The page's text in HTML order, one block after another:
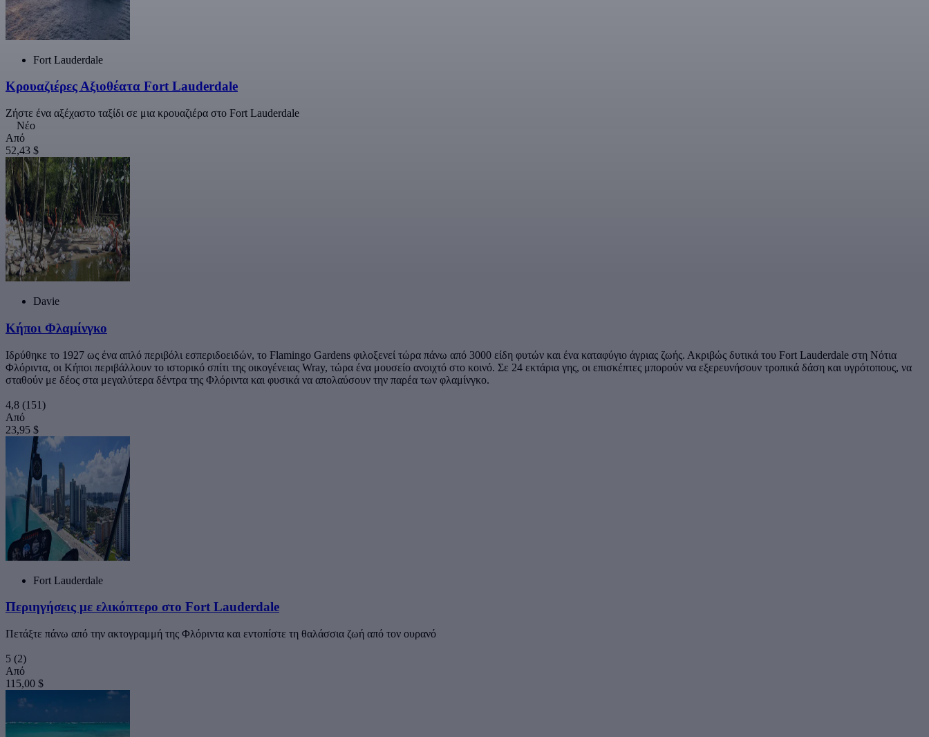
Fort Lauderdale
Κρουαζιέρες Αξιοθέατα Fort Lauderdale
Ζήστε ένα αξέχαστο ταξίδι σε μια κρουαζιέρα στο Fort Lauderdale
Νέο
Από
52,43 $
Davie
Κήποι Φλαμίνγκο
Ιδρύθηκε το 1927 ως ένα απλό περιβόλι εσπεριδοειδών, το Flamingo Gardens φιλοξενεί τώρα πάνω από 3000 είδη φυτών και ένα καταφύγιο άγριας ζωής. Ακριβώς δυτικά του Fort Lauderdale στη Νότια
Φλόριντα, οι Κήποι περιβάλλουν το ιστορικό σπίτι της οικογένειας Wray, τώρα ένα μουσείο ανοιχτό στο κοινό. Σε 24 εκτάρια γης, οι επισκέπτες μπορούν να εξερευνήσουν τροπικά δάση και υγρότοπους, να
σταθούν με δέος στα μεγαλύτερα δέντρα της Φλόριντα και φυσικά να απολαύσουν την παρέα των φλαμίνγκο.
4,8 (151)
Από
23,95 $
Fort Lauderdale
Περιηγήσεις με ελικόπτερο στο Fort Lauderdale
Πετάξτε πάνω από την ακτογραμμή της Φλόριντα και εντοπίστε τη θαλάσσια ζωή από τον ουρανό
5 (2)
Από
115,00 $